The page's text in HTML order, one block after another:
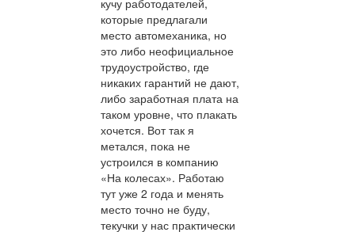
кучу работодателей,
которые предлагали
место автомеханика, но
это либо неофициальное
трудоустройство, где
никаких гарантий не дают,
либо заработная плата на
таком уровне, что плакать
хочется. Вот так я
метался, пока не
устроился в компанию
«На колесах». Работаю
тут уже 2 года и менять
место точно не буду,
текучки у нас практически